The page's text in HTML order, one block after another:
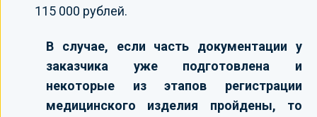
115 000 рублей.
В случае, если часть документации у
заказчика уже подготовлена и
некоторые из этапов регистрации
медицинского изделия пройдены, то